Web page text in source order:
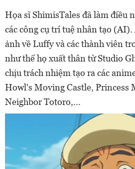
Họa sĩ ShimisTales đã làm điều
các công cụ trí tuệ nhân tạo
ảnh về Luffy và các thành viên
như thể họ xuất thân từ Studio
chịu trách nhiệm tạo ra các
Howl's Moving Castle, Princess
Neighbor Totoro,...